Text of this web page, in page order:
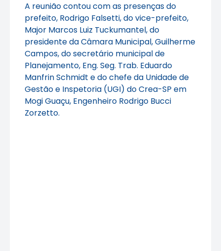
A reunião contou com as presenças do
prefeito, Rodrigo Falsetti, do vice-prefeito,
Major Marcos Luiz Tuckumantel, do
presidente da Câmara Municipal, Guilherme
Campos, do secretário municipal de
Planejamento, Eng. Seg. Trab. Eduardo
Manfrin Schmidt e do chefe da Unidade de
Gestão e Inspetoria (UGI) do Crea-SP em
Mogi Guaçu, Engenheiro Rodrigo Bucci
Zorzetto.